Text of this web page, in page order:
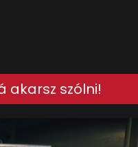
akarsz szólni!